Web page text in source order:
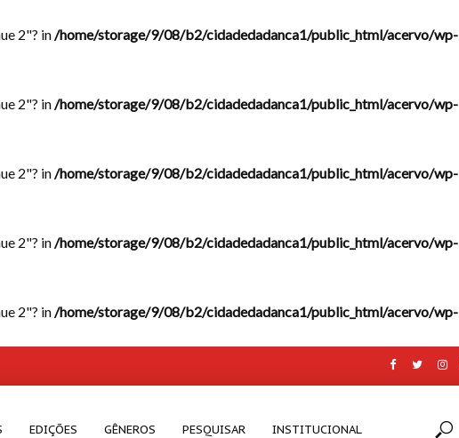
2"? in/home/storage/9/08/b2/cidadedadanca1/public_html/acervo/wp-
2"? in/home/storage/9/08/b2/cidadedadanca1/public_html/acervo/wp-
2"? in/home/storage/9/08/b2/cidadedadanca1/public_html/acervo/wp-
2"? in/home/storage/9/08/b2/cidadedadanca1/public_html/acervo/wp-
2"? in/home/storage/9/08/b2/cidadedadanca1/public_html/acervo/wp-
EDIÇÕES GÊNEROS PESQUISAR INSTITUCIONAL